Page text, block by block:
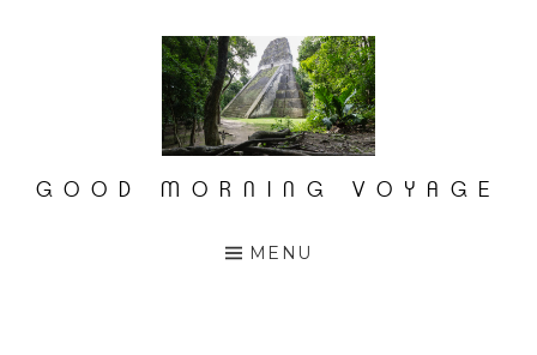
GOOD MORNING VOYAGE
MENU